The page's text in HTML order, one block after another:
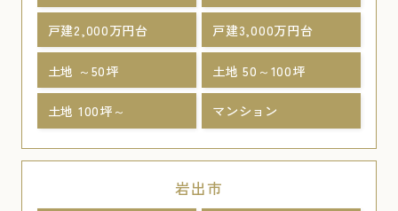
戸建2,000万円台 戸建3,000万円台
土地 ～50坪 土地 50～100坪
土地 100坪～ マンション
岩出市